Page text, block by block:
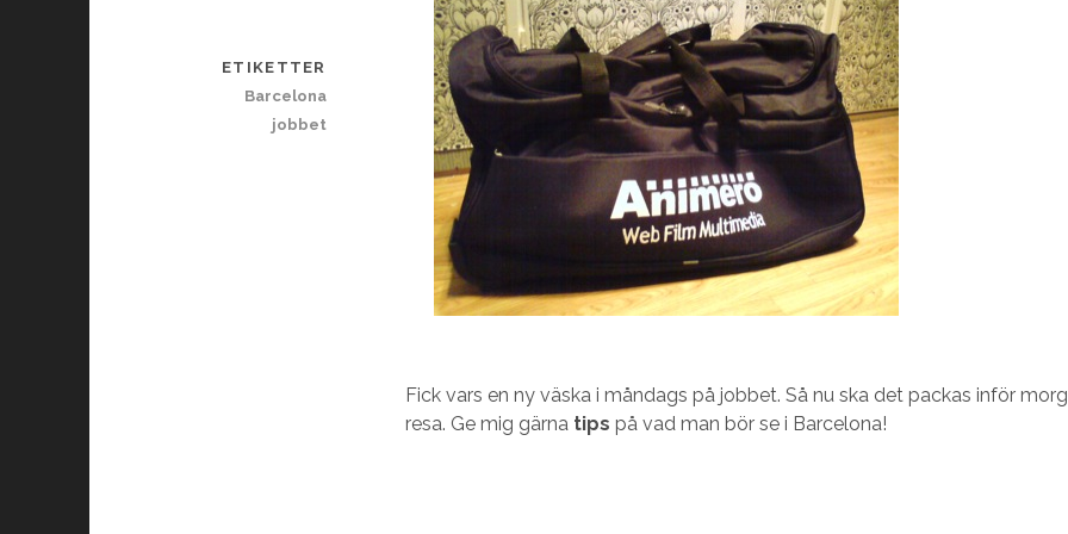
Fick vars en ny väska i måndags på jobbet. Så nu ska det packas inför
resa. Ge mig gärna tips på vad man bör se i Barcelona!
ETIKETTER
Barcelona
jobbet